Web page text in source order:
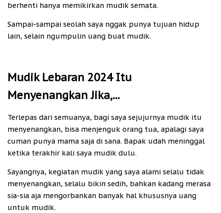
berhenti hanya memikirkan mudik semata.
Sampai-sampai seolah saya nggak punya tujuan hidup
lain, selain ngumpulin uang buat mudik.
Mudik Lebaran 2024 Itu
Menyenangkan Jika,...
Terlepas dari semuanya, bagi saya sejujurnya mudik itu
menyenangkan, bisa menjenguk orang tua, apalagi saya
cuman punya mama saja di sana. Bapak udah meninggal
ketika terakhir kali saya mudik dulu.
Sayangnya, kegiatan mudik yang saya alami selalu tidak
menyenangkan, selalu bikin sedih, bahkan kadang merasa
sia-sia aja mengorbankan banyak hal khususnya uang
untuk mudik.